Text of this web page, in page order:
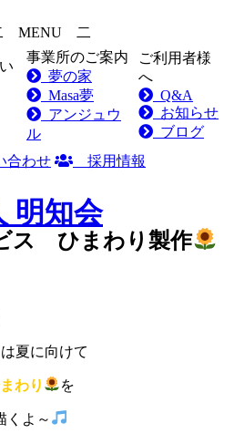
MENU 二
事業所のご案内
夢の家
Masa夢
アンジュウ
ル
ご利用者様
へ
Q&A
お知らせ
ブログ
合わせ
採用情報
明知会
ス ひまわり製作
夏に向けて
わり を
くよ～